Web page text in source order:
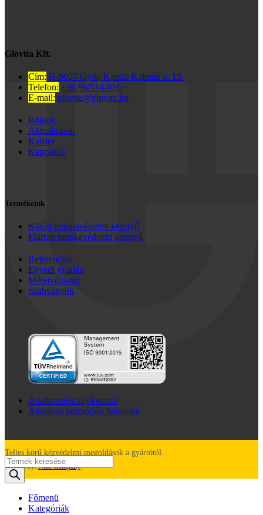
Glovita Kft.
Cím: H-9027 Győr, Kandó Kálmán u. 15.
Telefon: +36 96/514-010
E-mail: glovita@glovita.hu
Rólunk
Aktualitások
Karrier
Kapcsolat
Termékeink
Kötött munkavédelmi kesztyű
Mártott munkavédelmi kesztyű
Referenciák
Egyedi gyártás
Méretválasztó
Szabványok
Adatkezelési tájékoztató
Általános szerződési feltételek
Teljes körű kézvédelmi megoldások a gyártótól.
Created by:Nine Company
Products
search
Főmenü
Kategóriák